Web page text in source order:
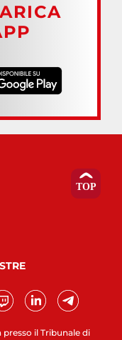
il Tribunale di